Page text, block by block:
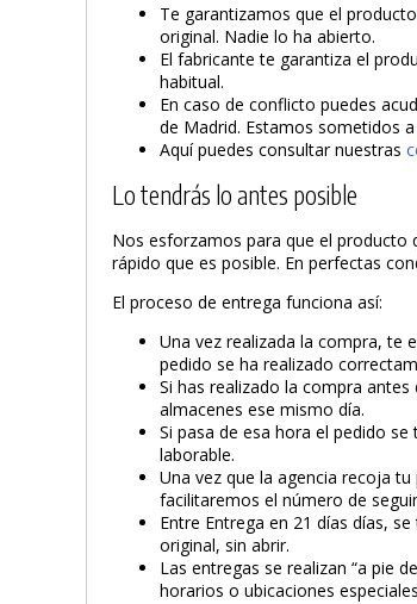
Te garantizamos que el
original. Nadie lo ha abierto.
El fabricante te garantiza el
habitual.
En caso de conflicto puedes
de Madrid. Estamos sometidos
Aquí puedes consultar nuestras
Lo tendrás lo antes posible
Nos esforzamos para que el producto
rápido que es posible. En perfectas
El proceso de entrega funciona así:
Una vez realizada la compra, te
pedido se ha realizado
Si has realizado la compra
almacenes ese mismo día.
Si pasa de esa hora el pedido
laborable.
Una vez que la agencia recoja
facilitaremos el número de
Entre Entrega en 21 días días,
original, sin abrir.
Las entregas se realizan “a pie
horarios o ubicaciones